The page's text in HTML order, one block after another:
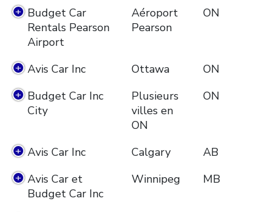
Budget Car
Rentals Pearson
Airport
Aéroport
Pearson
ON
Avis Car Inc Ottawa
ON
Budget Car Inc
City
Plusieurs
villes en
ON
ON
Avis Car Inc Calgary
AB
Avis Car et
Budget Car Inc
Winnipeg MB